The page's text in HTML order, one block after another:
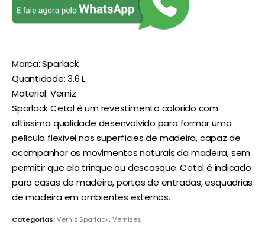
Marca: Sparlack
Quantidade: 3,6 L
Material: Verniz
Sparlack Cetol é um revestimento colorido com
altíssima qualidade desenvolvido para formar uma
película flexível nas superfícies de madeira, capaz de
acompanhar os movimentos naturais da madeira, sem
permitir que ela trinque ou descasque. Cetol é indicado
para casas de madeira, portas de entradas, esquadrias
de madeira em ambientes externos.
Categorias:Verniz Sparlack,Vernizes